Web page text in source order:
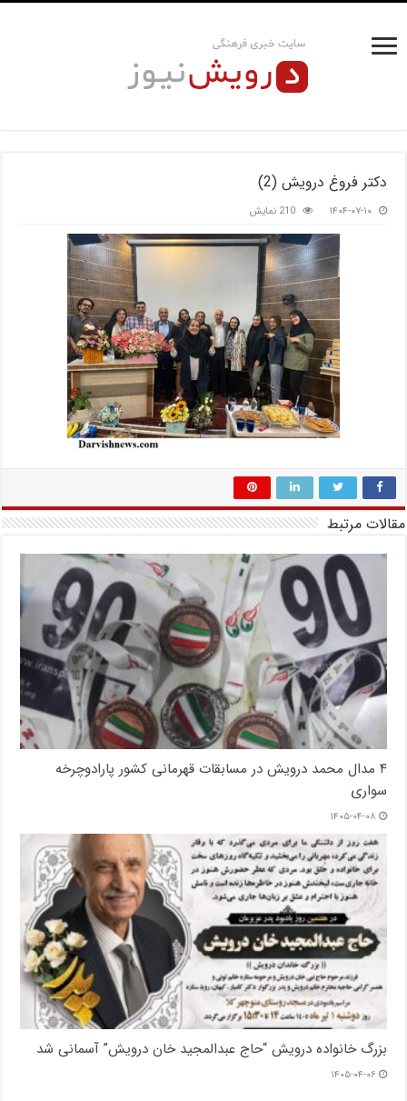
دکتر فروغ درویش (2)
۱۴۰۴-۰۷-۱۰ 210 نمایش
مقالات مرتبط
۴ مدال محمد درویش در مسابقات قهرمانی کشور پارادوچرخه
سواری
۱۴۰۵-۰۴-۰۸
بزرگ خانواده درویش “حاج عبدالمجید خان درویش” آسمانی شد
۱۴۰۵-۰۴-۰۶